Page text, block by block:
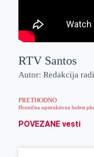
RTV Santos
Autor: Redakcija
PRETHODNO
POVEZANE vesti